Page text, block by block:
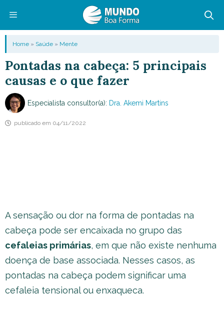
conteúdo
Menu
Home » Saúde » Mente
Pontadas na cabeça: 5 principais
causas e o que fazer
Especialista consultor(a): Dra. Akemi Martins
publicado em 04/11/2022
A sensação ou dor na forma de pontadas na
cabeça pode ser encaixada no grupo das
cefaleias primárias, em que não existe nenhuma
doença de base associada. Nesses casos, as
pontadas na cabeça podem significar uma
cefaleia tensional ou enxaqueca.